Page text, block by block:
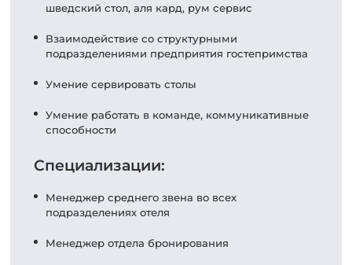
шведский стол, aля кард, рум сервис
Взаимодействие со структурными
подразделениями предприятия гостепримства
Умение сервировать столы
Умение работать в команде, коммуникативные
способности
Специализации:
Менеджер среднего звена во всех
подразделениях отеля
Менеджер отдела бронирования